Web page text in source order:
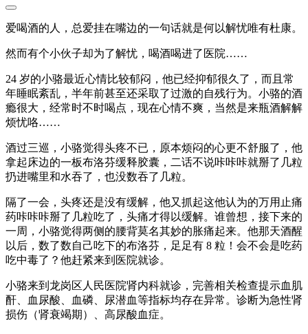
爱喝酒的人，总爱挂在嘴边的一句话就是何以解忧唯有杜康。
然而有个小伙子却为了解忧，喝酒喝进了医院……
24 岁的小骆最近心情比较郁闷，他已经抑郁很久了，而且常
年睡眠紊乱，半年前甚至还采取了过激的自残行为。小骆的酒
瘾很大，经常时不时喝点，现在心情不爽，当然是来瓶酒解解
烦忧咯……
酒过三巡，小骆觉得头疼不已，原本烦闷的心更不舒服了，他
拿起床边的一板布洛芬缓释胶囊，二话不说咔咔咔就掰了几粒
扔进嘴里和水吞了，也没数吞了几粒。
隔了一会，头疼还是没有缓解，他又抓起这他认为的万用止痛
药咔咔咔掰了几粒吃了，头痛才得以缓解。谁曾想，接下来的
一周，小骆觉得两侧的腰背莫名其妙的胀痛起来。他那天酒醒
以后，数了数自己吃下的布洛芬，足足有 8 粒！会不会是吃药
吃中毒了？他赶紧来到医院就诊。
小骆来到龙岗区人民医院肾内科就诊，完善相关检查提示血肌
酐、血尿酸、血磷、尿潜血等指标均存在异常。诊断为急性肾
损伤（肾衰竭期）、高尿酸血症。